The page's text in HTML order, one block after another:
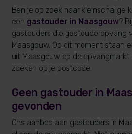
Ben je op zoek naar kleinschalige
een gastouder in Maasgouw?
gastouders die gastouderopvang
Maasgouw. Op dit moment staan
uit Maasgouw op de
zoeken op je postcode.
Geen gastouder in
gevonden
Ons aanbod aan gastouders in